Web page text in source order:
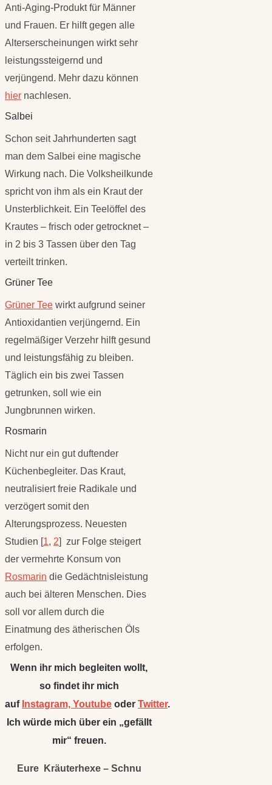
Anti-Aging-Produkt für Männer
und Frauen. Er hilft gegen alle
Alterserscheinungen wirkt sehr
leistungssteigernd und
verjüngend. Mehr dazu können
hier nachlesen.
Salbei
Schon seit Jahrhunderten sagt
man dem Salbei eine magische
Wirkung nach. Die Volksheilkunde
spricht von ihm als ein Kraut der
Unsterblichkeit. Ein Teelöffel des
Krautes – frisch oder getrocknet –
in 2 bis 3 Tassen über den Tag
verteilt trinken.
Grüner Tee
Grüner Tee wirkt aufgrund seiner
Antioxidantien verjüngernd. Ein
regelmäßiger Verzehr hilft gesund
und leistungsfähig zu bleiben.
Täglich ein bis zwei Tassen
getrunken, soll wie ein
Jungbrunnen wirken.
Rosmarin
Nicht nur ein gut duftender
Küchenbegleiter. Das Kraut,
neutralisiert freie Radikale und
verzögert somit den
Alterungsprozess. Neuesten
Studien [1, 2] zur Folge steigert
der vermehrte Konsum von
Rosmarin die Gedächtnisleistung
auch bei älteren Menschen. Dies
soll vor allem durch die
Einatmung des ätherischen Öls
erfolgen.
Wenn ihr mich begleiten wollt,
so findet ihr mich
auf Instagram, Youtube oder Twitter.
Ich würde mich über ein „gefällt
mir“ freuen.
Eure Kräuterhexe – Schnu